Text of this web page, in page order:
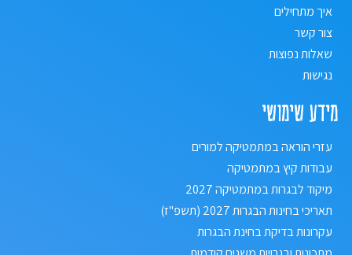
איך מתחילים
צור קשר
שאלות נפוצות
נגישות
מידע שימושי
עזרי הוראה במתמטיקה למורים
עבודות קיץ במתמטיקה
מיקוד לבגרות במתמטיקה 2027
תאריכי בחינות הבגרות 2027 (תשפ"ז)
עקרונות בדיקת בחינת הבגרות